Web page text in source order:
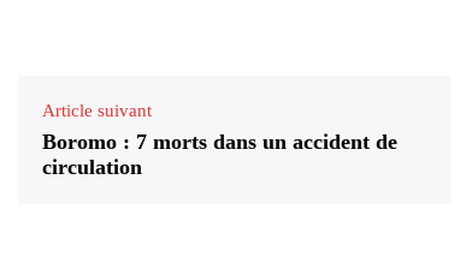
Article suivant
Boromo : 7 morts dans un accident de
circulation